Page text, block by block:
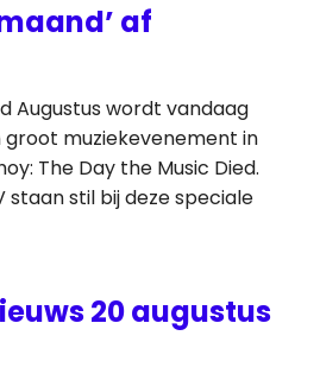
af
Augustus wordt vandaag
muziekevenement in
The Day the Music Died.
staan stil bij deze speciale
20 augustus